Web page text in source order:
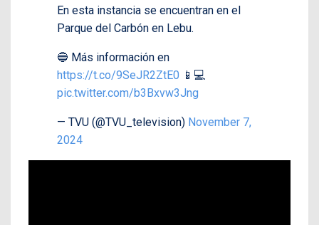
En esta instancia se encuentran en el
Parque del Carbón en Lebu.
🔵 Más información en
https://t.co/9SeJR2ZtE0 📱💻
pic.twitter.com/b3Bxvw3Jng
— TVU (@TVU_television) November 7,
2024